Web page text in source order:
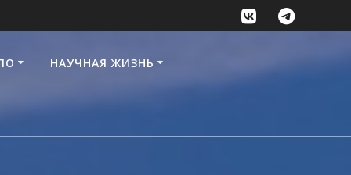
НАУЧНАЯ ЖИЗНЬ